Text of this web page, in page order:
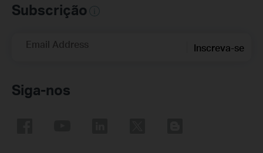
Subscrição
Email Address Inscreva-se
Siga-nos